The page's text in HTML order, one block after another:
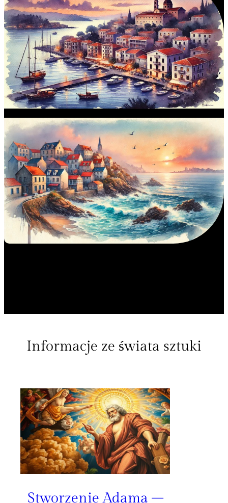
Informacje ze świata sztuki
Stworzenie Adama –